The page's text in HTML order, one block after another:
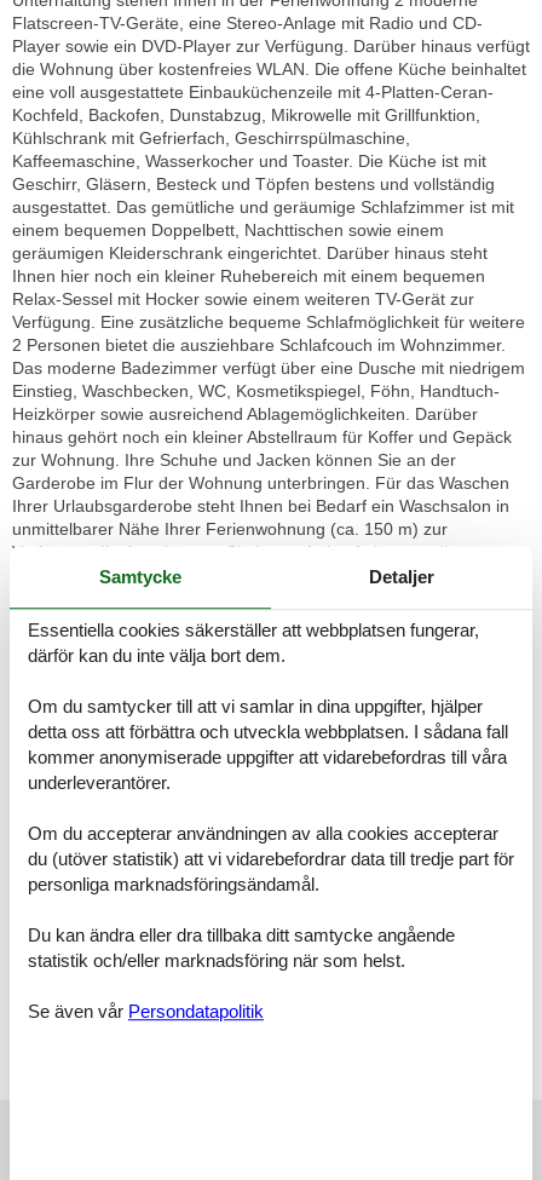
Flatscreen-TV-Geräte, eine Stereo-Anlage mit Radio und CD-
Player sowie ein DVD-Player zur Verfügung. Darüber hinaus verfügt
die Wohnung über kostenfreies WLAN. Die offene Küche beinhaltet
eine voll ausgestattete Einbauküchenzeile mit 4-Platten-Ceran-
Kochfeld, Backofen, Dunstabzug, Mikrowelle mit Grillfunktion,
Kühlschrank mit Gefrierfach, Geschirrspülmaschine,
Kaffeemaschine, Wasserkocher und Toaster. Die Küche ist mit
Geschirr, Gläsern, Besteck und Töpfen bestens und vollständig
ausgestattet. Das gemütliche und geräumige Schlafzimmer ist mit
einem bequemen Doppelbett, Nachttischen sowie einem
geräumigen Kleiderschrank eingerichtet. Darüber hinaus steht
Ihnen hier noch ein kleiner Ruhebereich mit einem bequemen
Relax-Sessel mit Hocker sowie einem weiteren TV-Gerät zur
Verfügung. Eine zusätzliche bequeme Schlafmöglichkeit für weitere
2 Personen bietet die ausziehbare Schlafcouch im Wohnzimmer.
Das moderne Badezimmer verfügt über eine Dusche mit niedrigem
Einstieg, Waschbecken, WC, Kosmetikspiegel, Föhn, Handtuch-
Heizkörper sowie ausreichend Ablagemöglichkeiten. Darüber
hinaus gehört noch ein kleiner Abstellraum für Koffer und Gepäck
zur Wohnung. Ihre Schuhe und Jacken können Sie an der
Garderobe im Flur der Wohnung unterbringen. Für das Waschen
Ihrer Urlaubsgarderobe steht Ihnen bei Bedarf ein Waschsalon in
unmittelbarer Nähe Ihrer Ferienwohnung (ca. 150 m) zur
Verfügung. Ihr Auto können Sie kostenfrei auf einem zu Ihrer
Wohnung gehörenden PKW-Stellplatz direkt neben dem Haus
untergestellt werden. Sofern Sie keine eigenen Fahrräder
mitbringen, können Sie diese bei Interesse bei einem
Fahrradverleih in unmittelbarer Nähe Ihrer Wohnanlage mieten.
möglich! Das Rauchen ist im Interesse unserer nichtrauchenden
Gäste in der Wohnung nicht gestattet, bitte benutzen Sie hierfür
den Balkon. Vielen Dank für Ihr Verständnis! Abweichungen von
den o.g. Vorgaben (Mindestübernachtungen / lückenlose Buchung)
Mitarbeitern möglich. Die Ausstattungsbeschreibung beruht auf
Angaben der Eigentümer, Irrtümer und Änderungen bleiben
vorbehalten! Der beigefügte Grundriss dient als Skizze – die
tatsächliche Möblierung kann leicht abweichend sein.
Schlafzimmer, 2 Personen
Verdunklungsvorhänge, Kleiderschrank
Samtycke Detaljer
Essentiella cookies säkerställer att webbplatsen fungerar,
därför kan du inte välja bort dem.
Om du samtycker till att vi samlar in dina uppgifter, hjälper
detta oss att förbättra och utveckla webbplatsen. I sådana fall
kommer anonymiserade uppgifter att vidarebefordras till våra
underleverantörer.
Om du accepterar användningen av alla cookies accepterar
du (utöver statistik) att vi vidarebefordrar data till tredje part för
personliga marknadsföringsändamål.
Du kan ändra eller dra tillbaka ditt samtycke angående
statistik och/eller marknadsföring när som helst.
Se även vår Persondatapolitik